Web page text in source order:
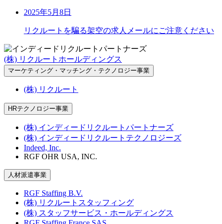
2025年5月8日
リクルートを騙る架空の求人メールにご注意ください
(株) リクルートホールディングス
マーケティング・マッチング・テクノロジー事業
(株) リクルート
HRテクノロジー事業
(株) インディードリクルートパートナーズ
(株) インディードリクルートテクノロジーズ
Indeed, Inc.
RGF OHR USA, INC.
人材派遣事業
RGF Staffing B.V.
(株) リクルートスタッフィング
(株) スタッフサービス・ホールディングス